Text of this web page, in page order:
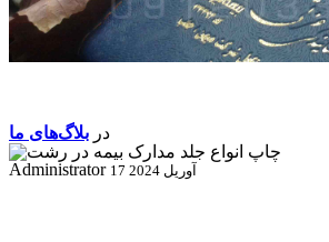
در بلاگ‌های ما
Administrator
17 آوریل 2024